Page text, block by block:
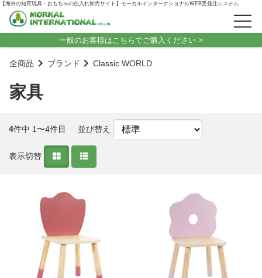
【海外の知育玩具・おもちゃの仕入れ卸売サイト】モーカルインターナショナルWEB受発注システム
一般のお客様はこちらでご購入ください >
全商品 ブランド Classic WORLD
家具
4件中 1〜4件目 並び替え
表示切替